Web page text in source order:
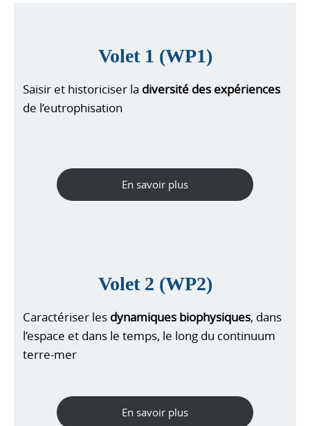
Volet 1 (WP1)
Saisir et historiciser la diversité des expériences
de l’eutrophisation
En savoir plus
Volet 2 (WP2)
Caractériser les dynamiques biophysiques, dans
l’espace et dans le temps, le long du continuum
terre-mer
En savoir plus